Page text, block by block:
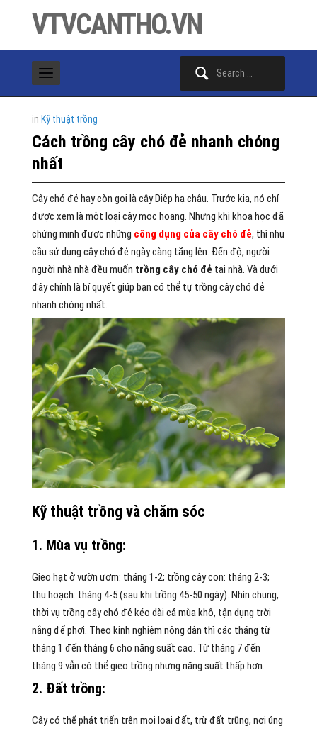
VTVCANTHO.VN
in Kỹ thuật trồng
Cách trồng cây chó đẻ nhanh chóng
nhất
Cây chó đẻ hay còn gọi là cây Diệp hạ châu. Trước kia, nó chỉ
được xem là một loại cây mọc hoang. Nhưng khi khoa học đã
chứng minh được những công dụng của cây chó đẻ, thì nhu
cầu sử dụng cây chó đẻ ngày càng tăng lên. Đến độ, người
người nhà nhà đều muốn trồng cây chó đẻ tại nhà. Và dưới
đây chính là bí quyết giúp bạn có thể tự trồng cây chó đẻ
nhanh chóng nhất.
Kỹ thuật trồng và chăm sóc
1. Mùa vụ trồng:
Gieo hạt ở vườn ươm: tháng 1-2; trồng cây con: tháng 2-3;
thu hoạch: tháng 4-5 (sau khi trồng 45-50 ngày). Nhìn chung,
thời vụ trồng cây chó đẻ kéo dài cả mùa khô, tận dụng trời
nắng để phơi. Theo kinh nghiệm nông dân thì các tháng từ
tháng 1 đến tháng 6 cho năng suất cao. Từ tháng 7 đến
tháng 9 vẫn có thể gieo trồng nhưng năng suất thấp hơn.
2. Đất trồng:
Cây có thể phát triển trên mọi loại đất, trừ đất trũng, nơi úng